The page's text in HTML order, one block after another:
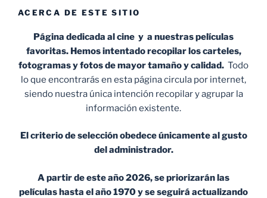
ACERCA DE ESTE SITIO
Página dedicada al cine y a nuestras películas
favoritas. Hemos intentado recopilar los carteles,
fotogramas y fotos de mayor tamaño y calidad. Todo
lo que encontrarás en esta página circula por internet,
siendo nuestra única intención recopilar y agrupar la
información existente.
El criterio de selección obedece únicamente al gusto
del administrador.
A partir de este año 2026, se priorizarán las
películas hasta el año 1970 y se seguirá actualizando